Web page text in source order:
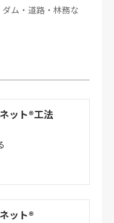
ム・道路・林務な
ット®工法
ット®